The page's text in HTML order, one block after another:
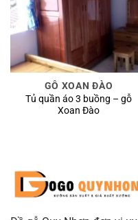
GỖ XOAN ĐÀO
Tủ quần áo 3 buồng – gỗ
Xoan Đào